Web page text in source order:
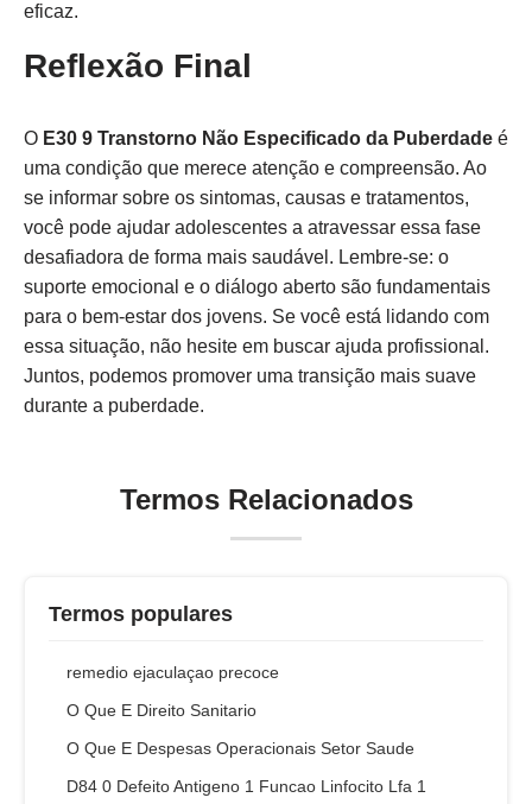
eficaz.
Reflexão Final
O E30 9 Transtorno Não Especificado da Puberdade é
uma condição que merece atenção e compreensão. Ao
se informar sobre os sintomas, causas e tratamentos,
você pode ajudar adolescentes a atravessar essa fase
desafiadora de forma mais saudável. Lembre-se: o
suporte emocional e o diálogo aberto são fundamentais
para o bem-estar dos jovens. Se você está lidando com
essa situação, não hesite em buscar ajuda profissional.
Juntos, podemos promover uma transição mais suave
durante a puberdade.
Termos Relacionados
Termos populares
remedio ejaculaçao precoce
O Que E Direito Sanitario
O Que E Despesas Operacionais Setor Saude
D84 0 Defeito Antigeno 1 Funcao Linfocito Lfa 1